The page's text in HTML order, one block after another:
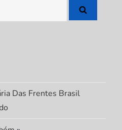
Das Frentes Brasil